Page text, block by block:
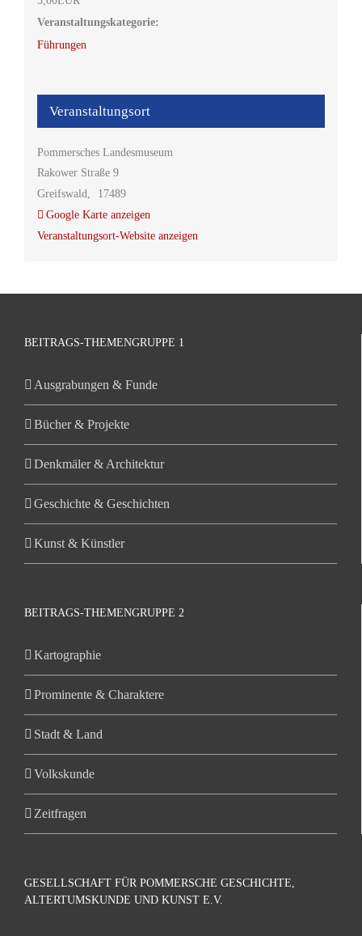
Veranstaltungskategorie:
Führungen
Veranstaltungsort
Pommersches Landesmuseum
Rakower Straße 9
Greifswald
17489
Google Karte anzeigen
Veranstaltungsort-Website anzeigen
BEITRAGS-THEMENGRUPPE 1
Ausgrabungen & Funde
Bücher & Projekte
Denkmäler & Architektur
Geschichte & Geschichten
Kunst & Künstler
BEITRAGS-THEMENGRUPPE 2
Kartographie
Prominente & Charaktere
Stadt & Land
Volkskunde
Zeitfragen
GESELLSCHAFT FÜR POMMERSCHE GESCHICHTE,
ALTERTUMSKUNDE UND KUNST E.V.